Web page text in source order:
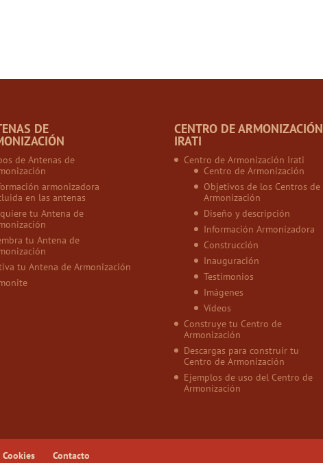
DE
de Antenas de
armonizadora
en las antenas
tu Antena de
tu Antena de
tu Antena de Armonización
CENTRO DE ARMONIZACIÓN
IRATI
Centro de Armonización Irati
Centro de Armonización
Objetivos de los Centros de
Armonización
Diseño y descripción
Información Armonizadora
Construcción
Inauguración
Testimonios
Imágenes
Vídeos
Construye tu Centro de
Armonización
Descargas para construir tu
Centro de Armonización
Ejemplos de uso del Centro de
Armonización
Contacto